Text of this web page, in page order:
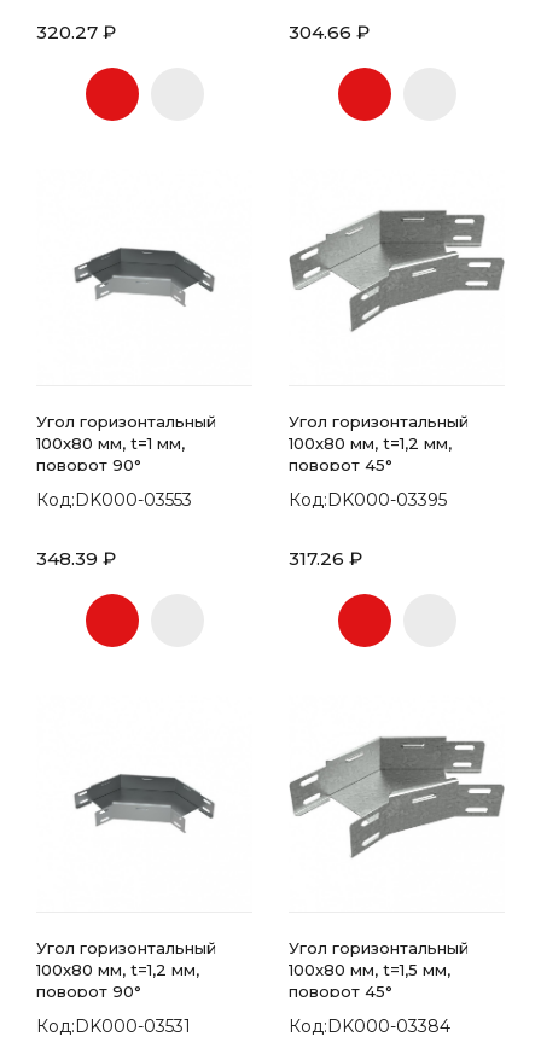
320.27 ₽ 304.66 ₽
Угол горизонтальный
100x80 мм, t=1 мм,
поворот 90°
Код:DK000-03553
348.39 ₽
Угол горизонтальный
100x80 мм, t=1,2 мм,
поворот 45°
Код:DK000-03395
317.26 ₽
Угол горизонтальный
100x80 мм, t=1,2 мм,
поворот 90°
Код:DK000-03531
Угол горизонтальный
100x80 мм, t=1,5 мм,
поворот 45°
Код:DK000-03384